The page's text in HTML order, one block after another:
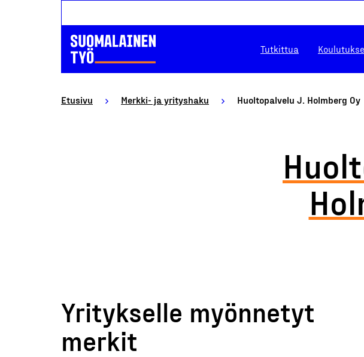
Tutkittua
Etusivu Merkki- ja yrityshaku Huoltopalvelu J. Holmberg Oy
Yritykselle myönnetyt
merkit